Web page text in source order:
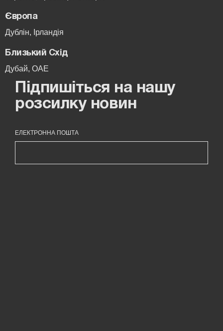
Європа
Дублін, Ірландія
Близький Схід
Дубай, ОАЕ
Підпишіться на нашу
розсилку новин
ЕЛЕКТРОННА ПОШТА